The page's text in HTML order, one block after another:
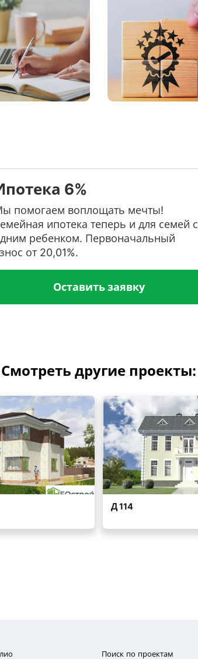
6%
помогаем воплощать мечты!
ипотека теперь и для семей с
ребенком. Первоначальный
от 20,01%.
Оставить заявку
Смотреть другие проекты:
Поиск по проектам